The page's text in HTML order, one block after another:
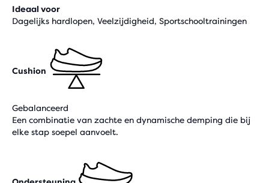
Ideaal voor
Dagelijks hardlopen, Veelzijdigheid, Sportschooltrainingen
Cushion
Gebalanceerd
Een combinatie van zachte en dynamische demping die bij
elke stap soepel aanvoelt.